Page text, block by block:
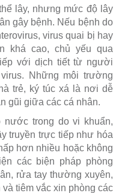
lây, nhưng mức độ lây
gây bệnh. Nếu bệnh do
virus quai bị hay
khá cao, chủ yếu qua
với dịch tiết từ người
Những môi trường
trẻ, ký túc xá là nơi dễ
gũi giữa các cá nhân.
nước trong do vi khuẩn,
truyền trực tiếp như hóa
hơn nhiều hoặc không
các biện pháp phòng
rửa tay thường xuyên,
tiêm vắc xin phòng các